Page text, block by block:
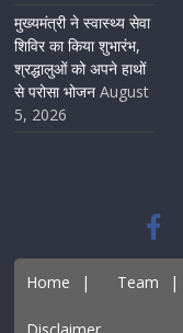
मुख्यमंत्री ने स्वास्थ्य सेवा
शिविर का किया शुभारंभ,
श्रद्धालुओं को अपने हाथों
से परोसा भोजन August
5, 2026
Home | Team |